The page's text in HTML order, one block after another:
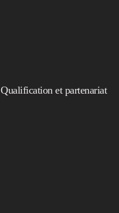
Qualification et partenariat